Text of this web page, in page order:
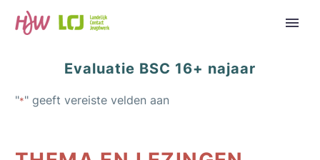
Evaluatie BSC 16+ najaar
"*" geeft vereiste velden aan